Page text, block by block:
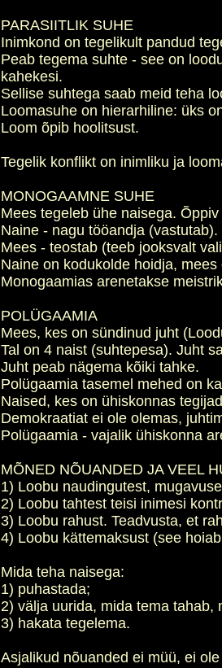
PARASIITLIK SUHE
Inimkond on tegelikult pandud
Peab tegema suhte - see on
kahekesi.
Sellise suhtega saab meid teha
Loomasuhe on hierarhiline: üks
Loom õpib hoolitsust.
Tegelik konflikt on inimliku ja
MONOGAAMNE SUHE
Mees tegeleb ühe naisega.
Naine - nagu tööandja
Mees - teostab (teeb jooksvalt
Naine on kodukolde hoidja, mees
Monogaamias arenetakse
POLÜGAAMIA
Mees, kes on sündinud juht
Tal on 4 naist (suhtepesa). Juht
Juht peab nägema kõiki tahke.
Polügaamia tasemel mehed on
Naised, kes on ühiskonnas
Demokraatiat ei ole olemas,
Polügaamia - vajalik ühiskonna
MÕNED NÕUANDED JA VEEL
1) Loobu naudingutest,
2) Loobu tahtest teisi inimesi
3) Loobu rahust. Teadvusta, et
4) Loobu kättemaksust (see
Mida teha naisega:
1) puhastada;
2) välja uurida, mida tema tahab,
3) hakata tegelema.
Asjalikud nõuanded ei müü, ei